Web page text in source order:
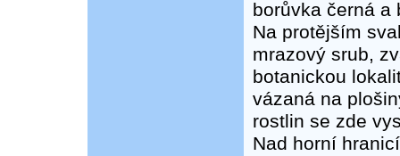
borůvka černá a
Na protějším
mrazový srub,
botanickou
vázaná na
rostlin se zde
Nad horní